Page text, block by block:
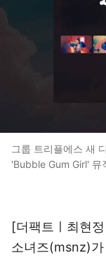
그룹 트리플에스 새
'Bubble Gum Girl' 뮤
[더팩트ㅣ최현
소녀즈(msnz)